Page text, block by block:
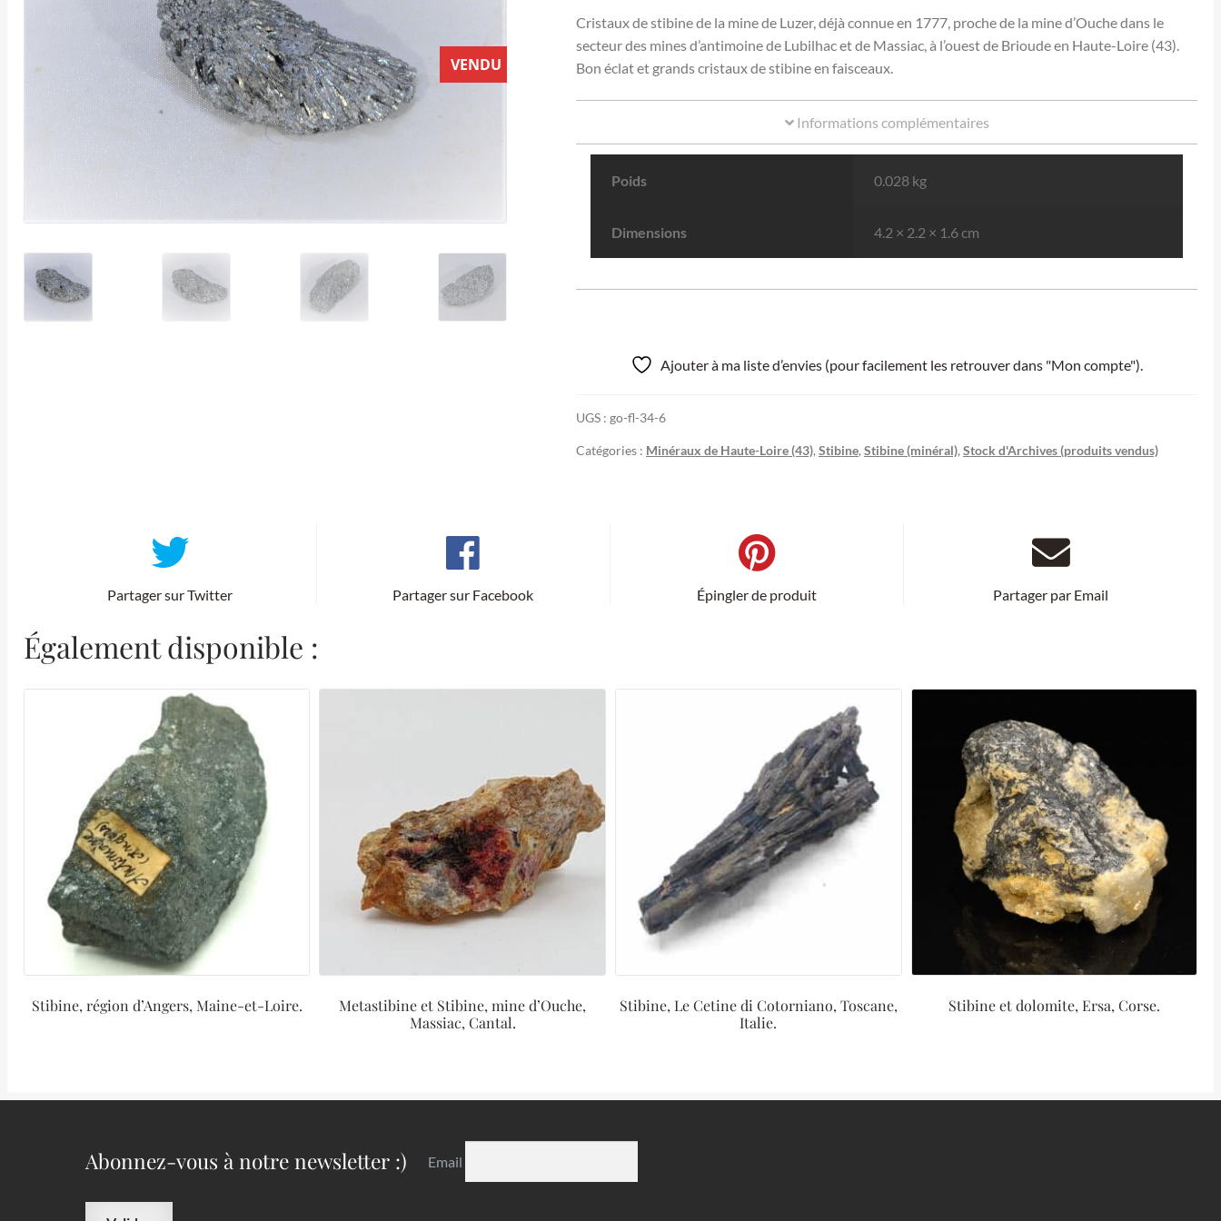
VENDU
Cristaux de stibine de la mine de Luzer, déjà connue en 1777, proche de la mine d’Ouche dans le
secteur des mines d’antimoine de Lubilhac et de Massiac, à l’ouest de Brioude en Haute-Loire (43).
Bon éclat et grands cristaux de stibine en faisceaux.
Informations complémentaires
Poids 0.028 kg
Dimensions 4.2 × 2.2 × 1.6 cm
Ajouter à ma liste d’envies (pour facilement les retrouver dans "Mon compte").
UGS : go-fl-34-6
Catégories : Minéraux de Haute-Loire (43), Stibine, Stibine (minéral), Stock d'Archives (produits vendus)
Partager sur Twitter Partager sur Facebook Épingler de produit Partager par Email
Également disponible :
Stibine, région d’Angers, Maine-et-Loire.
Metastibine et Stibine, mine d’Ouche,
Massiac, Cantal.
Stibine, Le Cetine di Cotorniano, Toscane,
Italie.
Stibine et dolomite, Ersa, Corse.
Abonnez-vous à notre newsletter :) Email